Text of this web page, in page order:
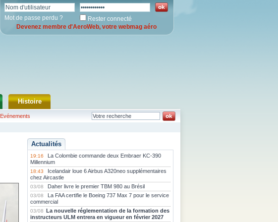
Mot de passe perdu ?
Rester connecté
Devenez membre d'AeroWeb, votre webmag aéro
Histoire
Evénements
Actualités
19:16
La Colombie commande deux Embraer KC-390
Millennium
18:43
Icelandair loue 6 Airbus A320neo supplémentaires
chez Aircastle
03/08 Daher livre le premier TBM 980 au Brésil
03/08
La FAA certifie le Boeing 737 Max 7 pour le service
commercial
03/08 La nouvelle réglementation de la formation des
instructeurs ULM entrera en vigueur en février 2027